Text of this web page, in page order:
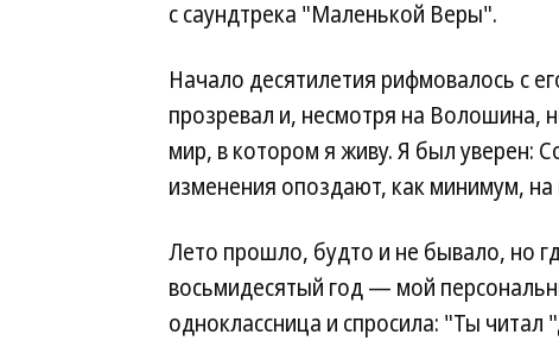
с саундтрека "Маленькой Веры".
Начало десятилетия рифмовалось с
прозревал и, несмотря на Волошина,
мир, в котором я живу. Я был уверен:
изменения опоздают, как минимум,
Лето прошло, будто и не бывало, но
восьмидесятый год — мой
одноклассница и спросила: "Ты